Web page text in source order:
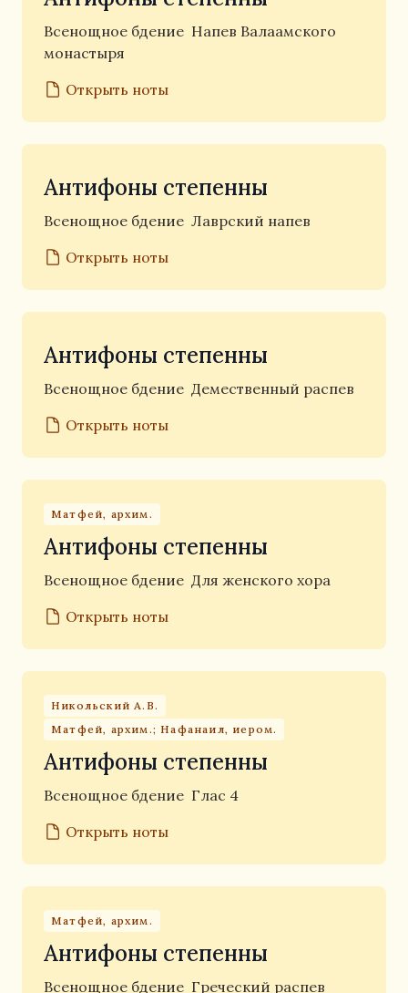
Всенощное бдение Напев Валаамского
монастыря
Открыть ноты
Антифоны степенны
Всенощное бдение Лаврский напев
Открыть ноты
Антифоны степенны
Всенощное бдение Демественный распев
Открыть ноты
Матфей, архим.
Антифоны степенны
Всенощное бдение Для женского хора
Открыть ноты
Никольский А.В.
Матфей, архим.; Нафанаил, иером.
Антифоны степенны
Всенощное бдение Глас 4
Открыть ноты
Матфей, архим.
Антифоны степенны
Всенощное бдение Греческий распев